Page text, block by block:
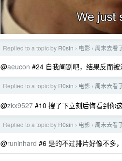
Replied to a topic by R0sin › 电影 › 周末去看
@aeucon #24 自我阉割吧，结果反而
Replied to a topic by R0sin › 电影 › 周末去看
@zkx9527 #10 搜了下立刻后悔看到你
Replied to a topic by R0sin › 电影 › 周末去看
@runinhard #6 是的不过排片好像不多